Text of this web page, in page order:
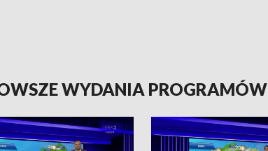
WYDANIA PROGRAMÓW